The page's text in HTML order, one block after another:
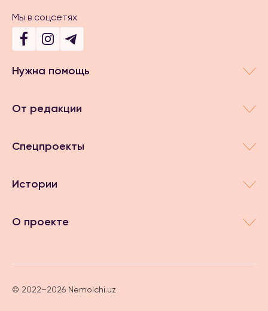
Мы в соцсетях
Нужна помощь
От редакции
Спецпроекты
Истории
О проекте
© 2022–2026 Nemolchi.uz